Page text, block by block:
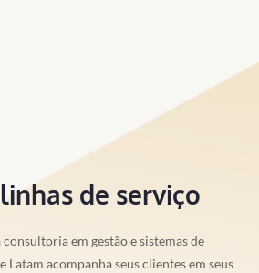
de serviço
em gestão e sistemas de
Latam acompanha seus clientes em seus